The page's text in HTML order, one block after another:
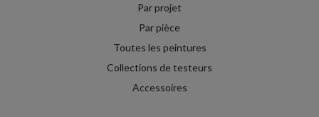
Par projet
Par pièce
Toutes les peintures
Collections de testeurs
Accessoires